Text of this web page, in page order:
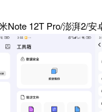
Note 12T Pro/澎湃2/安